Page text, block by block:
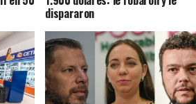
dispararon